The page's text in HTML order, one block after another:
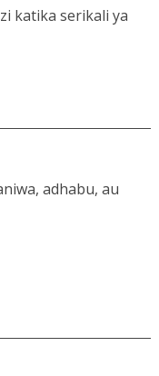
katika serikali ya
adhabu, au